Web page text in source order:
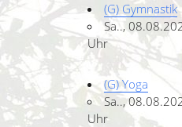
(G) Gymnastik
Sa..,
Uhr
(G) Yoga
Sa..,
Uhr